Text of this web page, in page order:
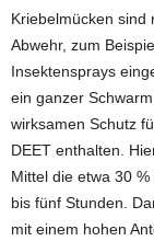
Kriebelmücken sind
Abwehr, zum
Insektensprays
ein ganzer
wirksamen Schutz
DEET enthalten.
Mittel die etwa 30
bis fünf Stunden.
mit einem hohen